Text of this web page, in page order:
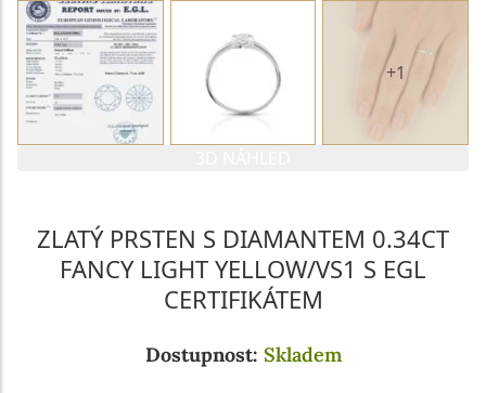
+1
ZLATÝ PRSTEN S DIAMANTEM 0.34CT
FANCY LIGHT YELLOW/VS1 S EGL
CERTIFIKÁTEM
Dostupnost: Skladem